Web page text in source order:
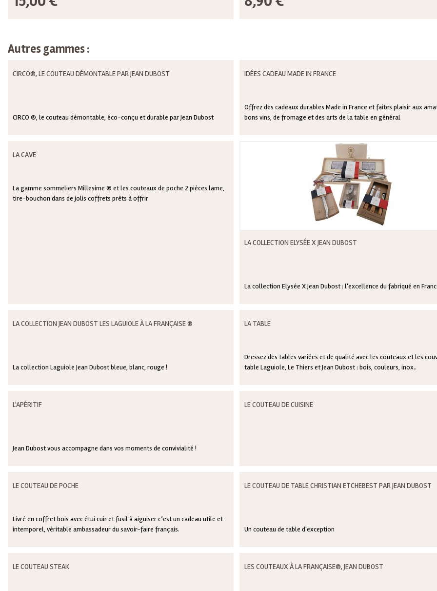
Autres gammes :
CIRCO®, LE COUTEAU DÉMONTABLE PAR JEAN DUBOST
CIRCO ®, le couteau démontable, éco-conçu et durable par Jean Dubost
IDÉES CADEAU MADE IN FRANCE
Offrez des cadeaux durables Made in France et faites plaisir aux
bons vins, de fromage et des arts de la table en général
LA CAVE
La gamme sommeliers Millesime ® et les couteaux de poche 2 pièces lame,
tire-bouchon dans de jolis coffrets prêts à offrir
LA COLLECTION ELYSÉE X JEAN DUBOST
La collection Elysée X Jean Dubost : l'excellence du fabriqué en
LA COLLECTION JEAN DUBOST LES LAGUIOLE À LA FRANÇAISE ®
La collection Laguiole Jean Dubost bleue, blanc, rouge !
LA TABLE
Dressez des tables variées et de qualité avec les couteaux et les
table Laguiole, Le Thiers et Jean Dubost : bois, couleurs, inox..
L'APÉRITIF
Jean Dubost vous accompagne dans vos moments de convivialité !
LE COUTEAU DE CUISINE
LE COUTEAU DE POCHE
Livré en coffret bois avec étui cuir et fusil à aiguiser c’est un cadeau utile et
intemporel, véritable ambassadeur du savoir-faire français.
LE COUTEAU DE TABLE CHRISTIAN ETCHEBEST PAR JEAN DUBOST
Un couteau de table d'exception
LE COUTEAU STEAK LES COUTEAUX À LA FRANÇAISE®, JEAN DUBOST